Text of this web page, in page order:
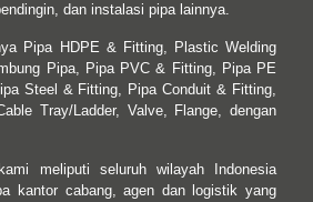
dan instalasi pipa lainnya.
Pipa HDPE & Fitting, Plastic Welding
Pipa, Pipa PVC & Fitting, Pipa PE
Steel & Fitting, Pipa Conduit & Fitting,
Tray/Ladder, Valve, Flange, dengan
meliputi seluruh wilayah Indonesia
kantor cabang, agen dan logistik yang